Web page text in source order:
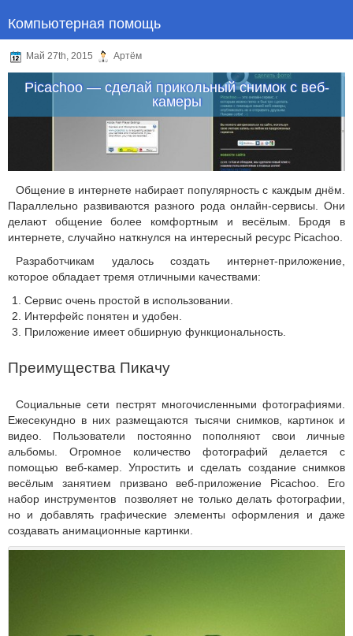
Компьютерная помощь
Май 27th, 2015 Артём
Picachoo — сделай прикольный снимок с веб-
камеры
Общение в интернете набирает популярность с каждым днём.
Параллельно развиваются разного рода онлайн-сервисы. Они
делают общение более комфортным и весёлым. Бродя в
интернете, случайно наткнулся на интересный ресурс Picachoo.
Разработчикам удалось создать интернет-приложение,
которое обладает тремя отличными качествами:
Сервис очень простой в использовании.
Интерфейс понятен и удобен.
Приложение имеет обширную функциональность.
Преимущества Пикачу
Социальные сети пестрят многочисленными фотографиями.
Ежесекундно в них размещаются тысячи снимков, картинок и
видео. Пользователи постоянно пополняют свои личные
альбомы. Огромное количество фотографий делается с
помощью веб-камер. Упростить и сделать создание снимков
весёлым занятием призвано веб-приложение Picachoo. Его
набор инструментов позволяет не только делать фотографии,
но и добавлять графические элементы оформления и даже
создавать анимационные картинки.